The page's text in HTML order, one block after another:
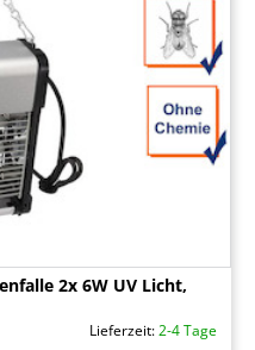
2x 6W UV Licht,
Lieferzeit:2-4 Tage